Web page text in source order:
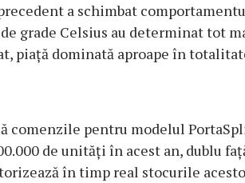
a schimbat
grade Celsius au determinat tot
piaţă dominată aproape în
comenzile pentru modelul
de unităţi în acest an, dublu
în timp real stocurile